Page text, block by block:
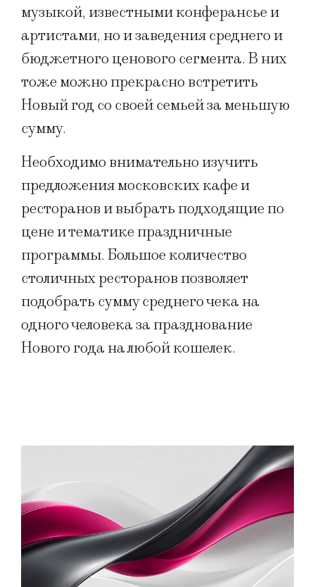
музыкой, известными конферансье и
артистами, но и заведения среднего и
бюджетного ценового сегмента. В них
тоже можно прекрасно встретить
Новый год со своей семьей за меньшую
сумму.
Необходимо внимательно изучить
предложения московских кафе и
ресторанов и выбрать подходящие по
цене и тематике праздничные
программы. Большое количество
столичных ресторанов позволяет
подобрать сумму среднего чека на
одного человека за празднование
Нового года на любой кошелек.